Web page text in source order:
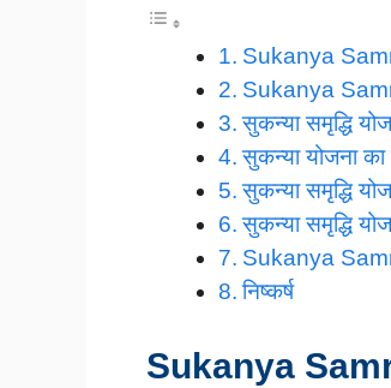
Sukanya
Sukanya
सुकन्या समृद्धि
सुकन्या योजना का
सुकन्या समृद्धि
सुकन्या समृद्धि
Sukanya
निष्कर्ष
Sukanya